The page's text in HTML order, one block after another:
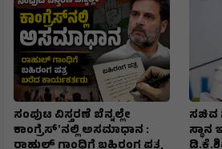
ಸಂಪುಟ ವಿಸ್ತರಣೆ ಬೆನ್ನಲ್ಲೇ
ಕಾಂಗ್ರೆಸ್ʼನಲ್ಲಿ ಅಸಮಾಧಾನ :
ಸಚಿವ
ಸ್ಥಾನ